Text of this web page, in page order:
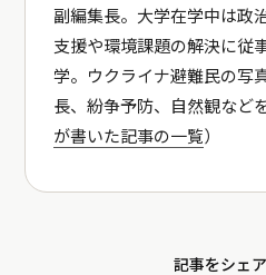
副編集長。大学在学中は政
支援や環境課題の解決に従
学。ウクライナ避難民の写
長、紛争予防、自然観など
が書いた記事の一覧）
記事をシェ